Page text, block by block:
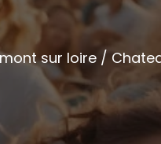
sur loire /